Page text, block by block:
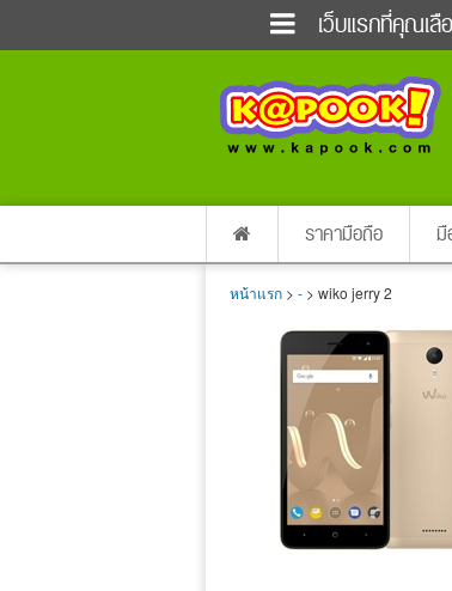
เว็บแรกที่คุณเลื
ฟังวิทยุออนไลน์
เกม
แต่งงาน
แม่แล
dictionary
เช็คค
ราคามือถือ มื
หน้าแรก > - > wiko jerry 2